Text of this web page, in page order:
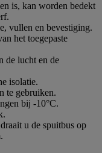
is, kan worden bedekt
vullen en bevestiging.
het toegepaste
de lucht en de
isolatie.
te gebruiken.
bij -10°C.
u de spuitbus op